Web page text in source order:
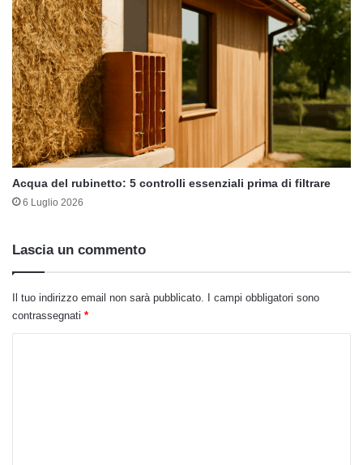
Acqua del rubinetto: 5 controlli essenziali prima di filtrare
6 Luglio 2026
Lascia un commento
Il tuo indirizzo email non sarà pubblicato.
I campi obbligatori sono
contrassegnati *